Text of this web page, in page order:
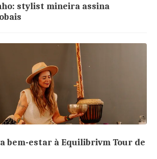
stylist mineira assina
bem-estar à Equilibrivm Tour de